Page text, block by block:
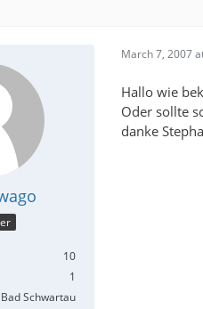
10
1
Bad Schwartau
March 7, 2007
Hallo wie
Oder sollte
danke